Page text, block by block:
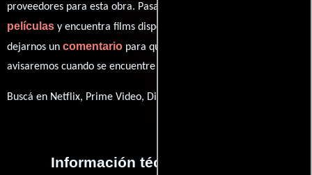
proveedores para esta obra. Pasa por nuestro catálogo de
películas y encuentra films disponibles. También puedes
dejarnos un comentario para que le demos prioridad y te
avisaremos cuando se encuentre disponible
Buscá en Netflix, Prime Video, Disney+
Información técnica y general